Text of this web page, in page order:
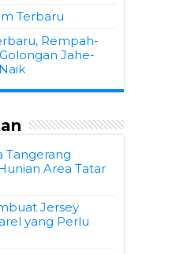
Terbaru
Rempah-
Jahe-
Tangerang
Area Tatar
Jersey
yang Perlu